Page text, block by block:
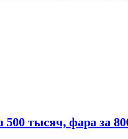
тысяч, фара за